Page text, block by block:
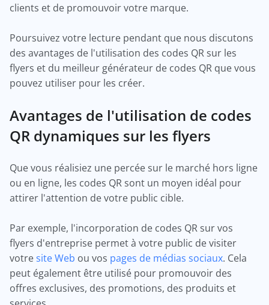
clients et de promouvoir votre marque.
Poursuivez votre lecture pendant que nous discutons
des avantages de l'utilisation des codes QR sur les
flyers et du meilleur générateur de codes QR que vous
pouvez utiliser pour les créer.
Avantages de l'utilisation de codes
QR dynamiques sur les flyers
Que vous réalisiez une percée sur le marché hors ligne
ou en ligne, les codes QR sont un moyen idéal pour
attirer l'attention de votre public cible.
Par exemple, l'incorporation de codes QR sur vos
flyers d'entreprise permet à votre public de visiter
votresite Web ou vos pages de médias sociaux. Cela
peut également être utilisé pour promouvoir des
offres exclusives, des promotions, des produits et